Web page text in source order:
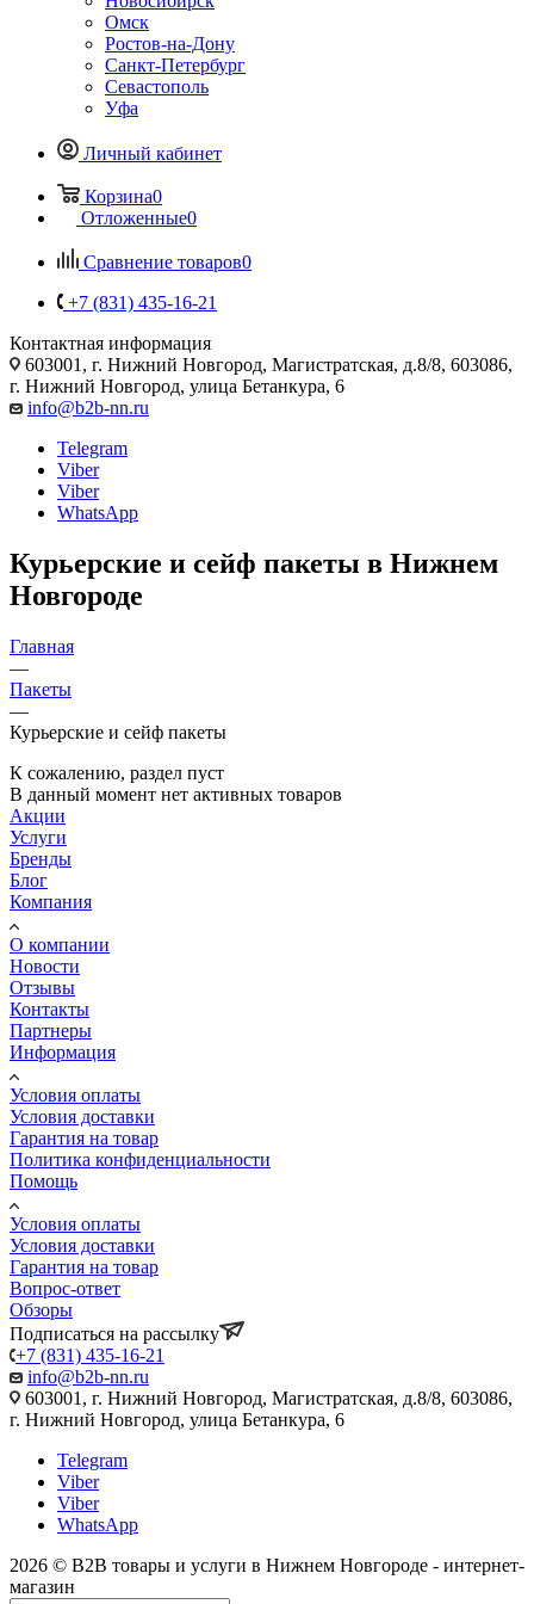
Омск
Ростов-на-Дону
Санкт-Петербург
Севастополь
Уфа
Личный кабинет
Корзина0
Отложенные0
Сравнение товаров0
+7 (831) 435-16-21
Контактная информация
603001, г. Нижний Новгород, Магистратская, д.8/8, 603086,
г. Нижний Новгород, улица Бетанкура, 6
info@b2b-nn.ru
Telegram
Viber
Viber
WhatsApp
Курьерские и сейф пакеты в Нижнем
Новгороде
Главная
—
Пакеты
—
Курьерские и сейф пакеты
К сожалению, раздел пуст
В данный момент нет активных товаров
Акции
Услуги
Бренды
Блог
Компания
О компании
Новости
Отзывы
Контакты
Партнеры
Информация
Условия оплаты
Условия доставки
Гарантия на товар
Политика конфиденциальности
Помощь
Условия оплаты
Условия доставки
Гарантия на товар
Вопрос-ответ
Обзоры
Подписаться на рассылку
+7 (831) 435-16-21
info@b2b-nn.ru
603001, г. Нижний Новгород, Магистратская, д.8/8, 603086,
г. Нижний Новгород, улица Бетанкура, 6
Telegram
Viber
Viber
WhatsApp
2026 © B2B товары и услуги в Нижнем Новгороде - интернет-
магазин